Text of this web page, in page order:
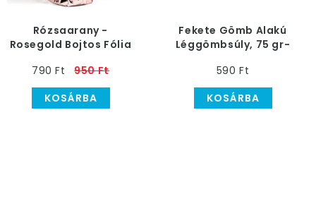
Rózsaarany -
Rosegold Bojtos Fólia
gramm
790 Ft
950 Ft
KOSÁRBA
Fekete Gömb Alakú
Léggömbsúly, 75 gr-
590 Ft
KOSÁRBA